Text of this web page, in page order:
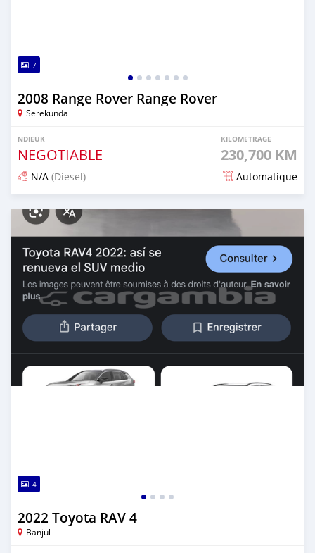
7
2008 Range Rover Range Rover
Serekunda
NDIEUK
NEGOTIABLE
KILOMETRAGE
230,700 KM
N/A (Diesel) Automatique
Dougal na niou ko depuis 8 months
4
2022 Toyota RAV 4
Banjul